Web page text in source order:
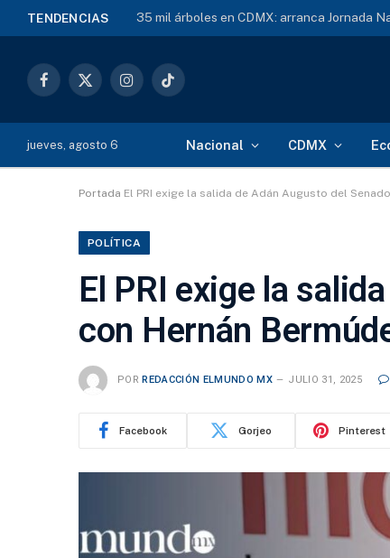
TENDENCIAS 35 mil árboles en CDMX: arranca Jornada
Facebook
X
InstagramTikTok
jueves, agosto 6 Nacional CDMX
Portada El PRI exige la salida de Adán Augusto del
POLÍTICA
El PRI exige la
con Hernán
POR REDACCIÓN ELMUNDO MX JULIO 31, 2025
Facebook Gorjeo Pinterest